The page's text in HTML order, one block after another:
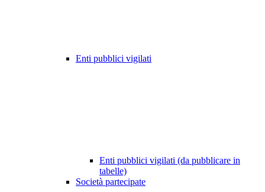
Enti pubblici vigilati
Enti pubblici vigilati (da pubblicare in
tabelle)
Società partecipate